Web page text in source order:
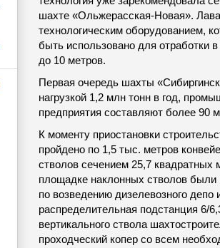
шахте «Ольжерасская-Новая».
технологическим оборудованием,
быть использовано для отработки
до 10 метров.
Первая очередь шахты
нагрузкой 1,2 млн тонн в год,
предприятия составляют более 90
К моменту приостановки
пройдено по 1,5 тыс. метров
стволов сечением 25,7
площадке наклонных стволов
по возведению дизелевозного депо
распределительная подстанция 6/
вертикального ствола
проходческий копер со всем